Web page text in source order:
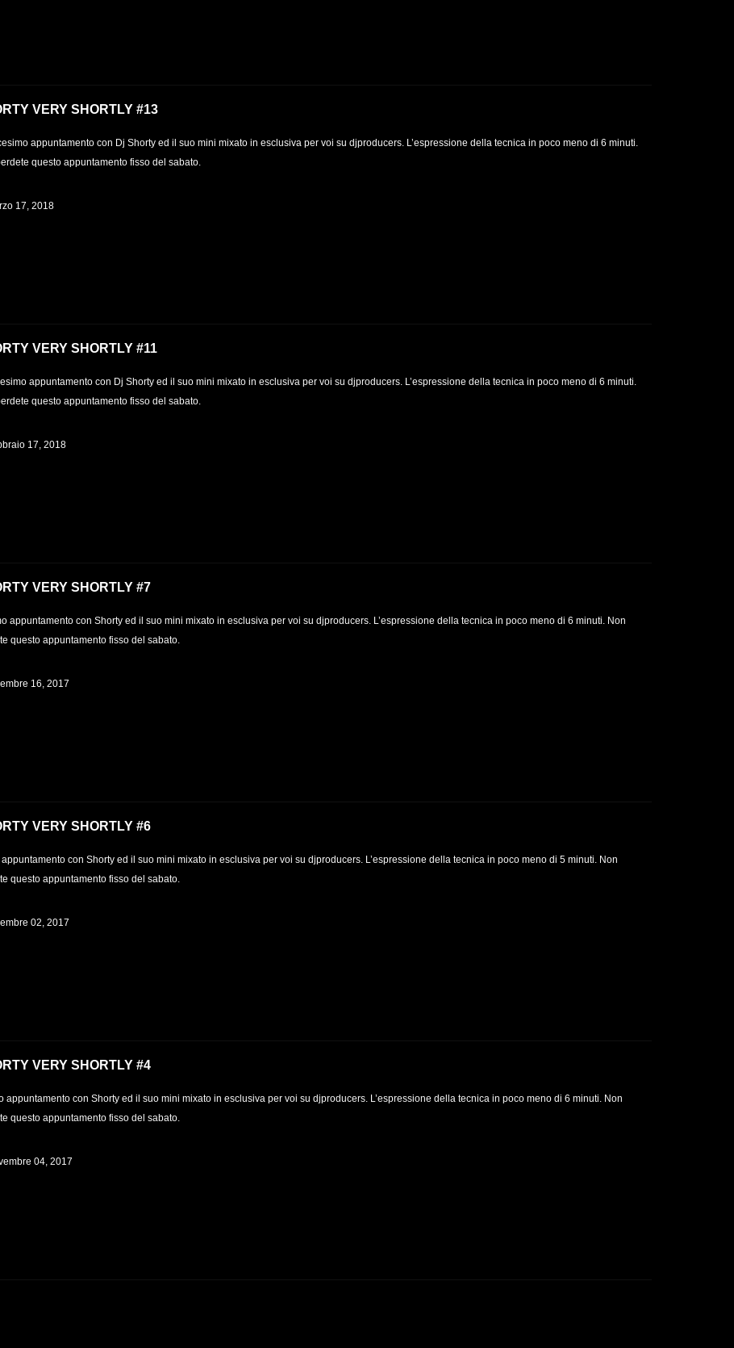
VERY SHORTLY #13
appuntamento con Dj Shorty ed il suo mini mixato in esclusiva per voi su djproducers. L’espressione della tecnica in poco meno di 6 minuti.
questo appuntamento fisso del sabato.
17, 2018
VERY SHORTLY #11
appuntamento con Dj Shorty ed il suo mini mixato in esclusiva per voi su djproducers. L’espressione della tecnica in poco meno di 6 minuti.
questo appuntamento fisso del sabato.
17, 2018
VERY SHORTLY #7
appuntamento con Shorty ed il suo mini mixato in esclusiva per voi su djproducers. L’espressione della tecnica in poco meno di 6 minuti. Non
questo appuntamento fisso del sabato.
16, 2017
VERY SHORTLY #6
con Shorty ed il suo mini mixato in esclusiva per voi su djproducers. L’espressione della tecnica in poco meno di 5 minuti. Non
questo appuntamento fisso del sabato.
02, 2017
VERY SHORTLY #4
appuntamento con Shorty ed il suo mini mixato in esclusiva per voi su djproducers. L’espressione della tecnica in poco meno di 6 minuti. Non
questo appuntamento fisso del sabato.
04, 2017